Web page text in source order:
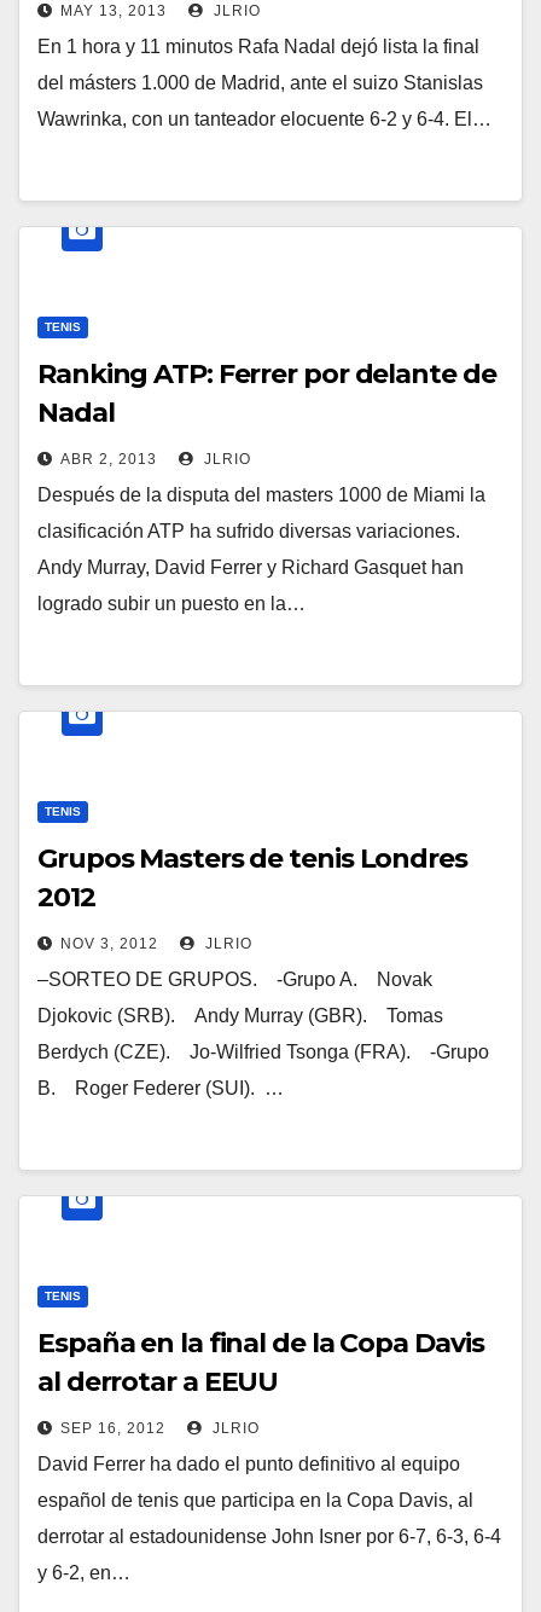
MAY 13, 2013 JLRIO
En 1 hora y 11 minutos Rafa Nadal dejó lista la final
del másters 1.000 de Madrid, ante el suizo Stanislas
Wawrinka, con un tanteador elocuente 6-2 y 6-4. El…
TENIS
Ranking ATP: Ferrer por delante de
Nadal
ABR 2, 2013 JLRIO
Después de la disputa del masters 1000 de Miami la
clasificación ATP ha sufrido diversas variaciones.
Andy Murray, David Ferrer y Richard Gasquet han
logrado subir un puesto en la…
TENIS
Grupos Masters de tenis Londres
2012
NOV 3, 2012 JLRIO
–SORTEO DE GRUPOS. -Grupo A. Novak
Djokovic (SRB). Andy Murray (GBR). Tomas
Berdych (CZE). Jo-Wilfried Tsonga (FRA). -Grupo
B. Roger Federer (SUI). …
TENIS
España en la final de la Copa Davis
al derrotar a EEUU
SEP 16, 2012 JLRIO
David Ferrer ha dado el punto definitivo al equipo
español de tenis que participa en la Copa Davis, al
derrotar al estadounidense John Isner por 6-7, 6-3, 6-4
y 6-2, en…